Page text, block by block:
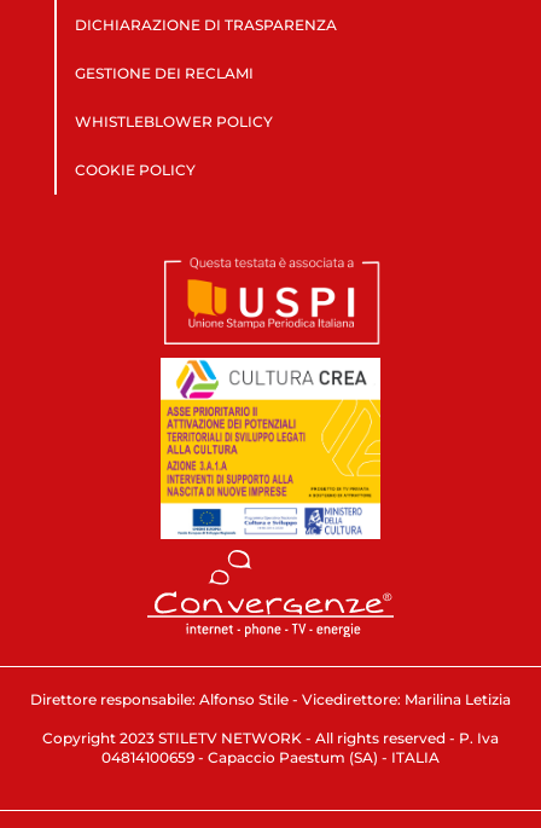
DICHIARAZIONE DI TRASPARENZA
GESTIONE DEI RECLAMI
WHISTLEBLOWER POLICY
COOKIE POLICY
Direttore responsabile: Alfonso Stile - Vicedirettore: Marilina Letizia
Copyright 2023 STILETV NETWORK - All rights reserved - P. Iva
04814100659 - Capaccio Paestum (SA) - ITALIA